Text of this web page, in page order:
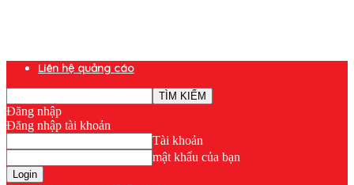
Liên hệ quảng cáo
Đăng nhập
Đăng nhập tài khoản
Tài khoản
mật khẩu của bạn